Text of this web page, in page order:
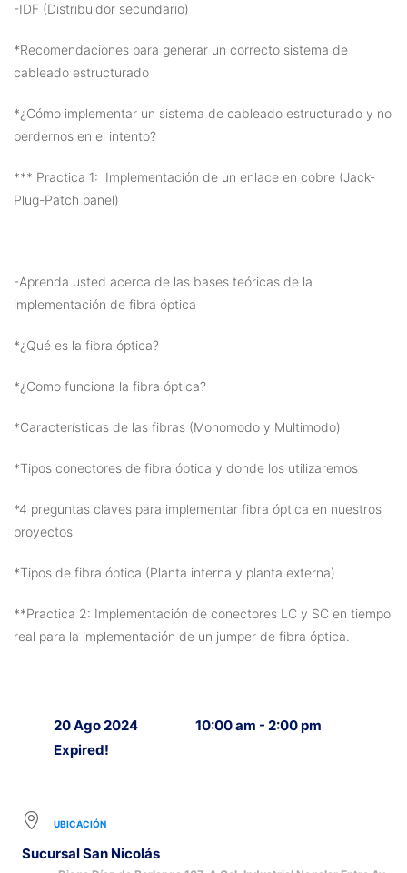
-IDF (Distribuidor secundario)
*Recomendaciones para generar un correcto sistema de
cableado estructurado
*¿Cómo implementar un sistema de cableado estructurado y no
perdernos en el intento?
*** Practica 1: Implementación de un enlace en cobre (Jack-
Plug-Patch panel)
-Aprenda usted acerca de las bases teóricas de la
implementación de fibra óptica
*¿Qué es la fibra óptica?
*¿Como funciona la fibra óptica?
*Características de las fibras (Monomodo y Multimodo)
*Tipos conectores de fibra óptica y donde los utilizaremos
*4 preguntas claves para implementar fibra óptica en nuestros
proyectos
*Tipos de fibra óptica (Planta interna y planta externa)
**Practica 2: Implementación de conectores LC y SC en tiempo
real para la implementación de un jumper de fibra óptica.
20 Ago 2024
Expired!
10:00 am - 2:00 pm
UBICACIÓN
Sucursal San Nicolás